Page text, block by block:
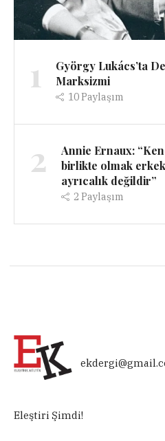
1
György Lukács’ta
Marksizmi
10Paylaşım
2
Annie Ernaux:
birlikte olmak
ayrıcalık değildir”
2 Paylaşım
Eleştiri Şimdi!